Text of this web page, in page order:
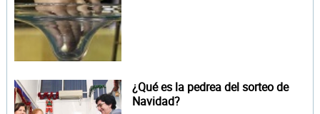
¿Qué es la pedrea del sorteo de
Navidad?